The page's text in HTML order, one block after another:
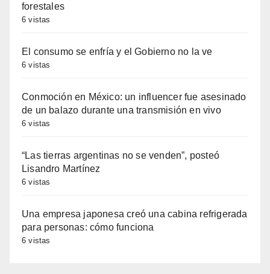
forestales
6 vistas
El consumo se enfría y el Gobierno no la ve
6 vistas
Conmoción en México: un influencer fue asesinado
de un balazo durante una transmisión en vivo
6 vistas
“Las tierras argentinas no se venden”, posteó
Lisandro Martínez
6 vistas
Una empresa japonesa creó una cabina refrigerada
para personas: cómo funciona
6 vistas